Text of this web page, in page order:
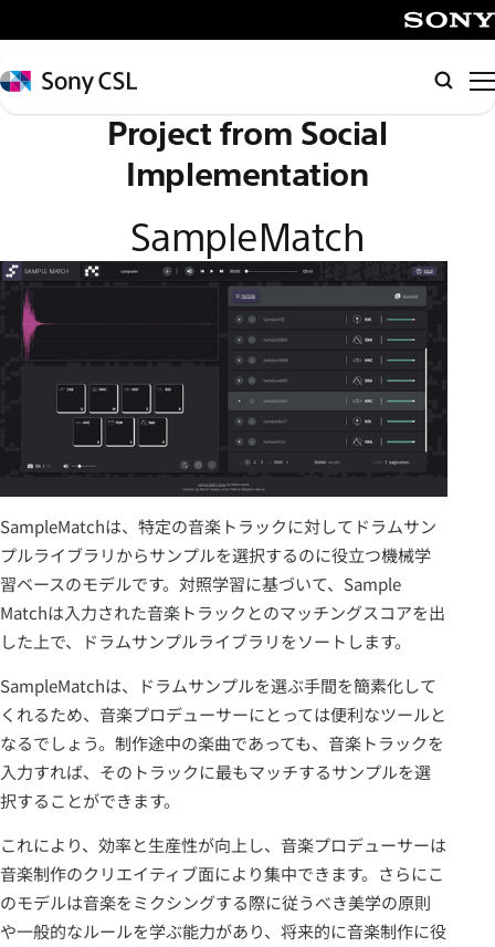
イ
ン
コ
ス
Sony
CSL
検
索
Project from Social
Implementation
SampleMatch
SampleMatchは、特定の音楽トラックに対してドラムサン
プルライブラリからサンプルを選択するのに役立つ機械学
習ベースのモデルです。対照学習に基づいて、Sample
Matchは入力された音楽トラックとのマッチングスコアを出
した上で、ドラムサンプルライブラリをソートします。
SampleMatchは、ドラムサンプルを選ぶ手間を簡素化して
くれるため、音楽プロデューサーにとっては便利なツールと
なるでしょう。制作途中の楽曲であっても、音楽トラックを
入力すれば、そのトラックに最もマッチするサンプルを選
択することができます。
これにより、効率と生産性が向上し、音楽プロデューサーは
音楽制作のクリエイティブ面により集中できます。さらにこ
のモデルは音楽をミクシングする際に従うべき美学の原則
や一般的なルールを学ぶ能力があり、将来的に音楽制作に役